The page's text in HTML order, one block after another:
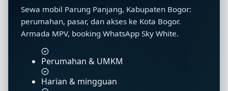
Sewa mobil Parung Panjang, Kabupaten Bogor:
perumahan, pasar, dan akses ke Kota Bogor.
Armada MPV, booking WhatsApp Sky White.
Perumahan & UMKM
Harian & mingguan